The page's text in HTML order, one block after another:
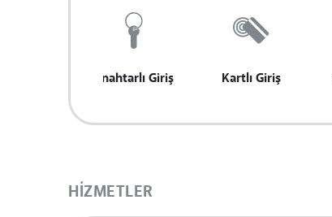
Anahtarlı Giriş Kartlı Giriş
HIZMETLER